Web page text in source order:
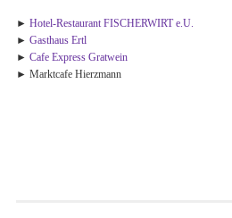
► Hotel-Restaurant FISCHERWIRT e.U.
► Gasthaus Ertl
► Cafe Express Gratwein
► Marktcafe Hierzmann